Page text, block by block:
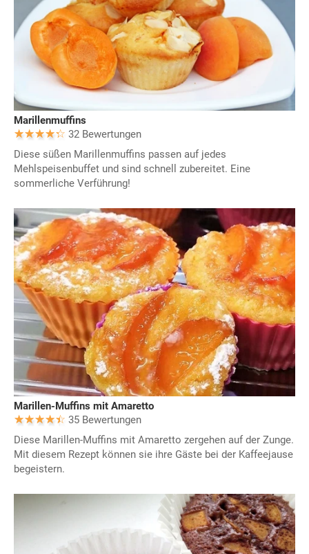
Marillenmuffins
32 Bewertungen
Diese süßen Marillenmuffins passen auf jedes
Mehlspeisenbuffet und sind schnell zubereitet. Eine
sommerliche Verführung!
Marillen-Muffins mit Amaretto
35 Bewertungen
Diese Marillen-Muffins mit Amaretto zergehen auf der Zunge.
Mit diesem Rezept können sie ihre Gäste bei der Kaffeejause
begeistern.